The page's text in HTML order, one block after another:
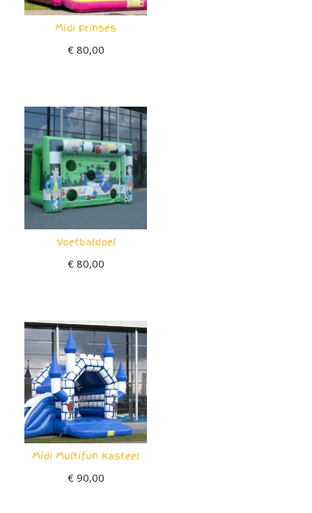
Midi Prinses
€80,00
Voetbaldoel
€80,00
Midi Multifun Kasteel
€90,00